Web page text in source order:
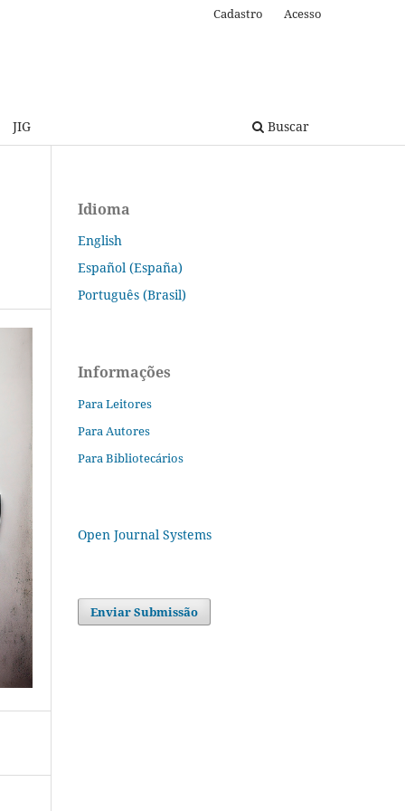
JIG Buscar
Cadastro Acesso
Idioma
English
Español (España)
Português (Brasil)
Informações
Para Leitores
Para Autores
Para Bibliotecários
Open Journal Systems
Enviar Submissão